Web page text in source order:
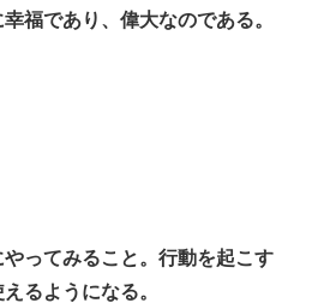
福であり、偉大なのである。
ってみること。行動を起こす
るようになる。